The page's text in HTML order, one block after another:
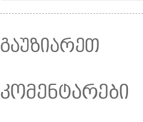
გაუზიარეთ
კომენტარები